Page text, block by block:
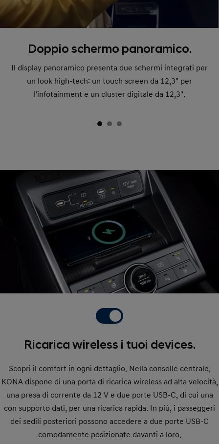
Doppio schermo panoramico.
Il display panoramico presenta due schermi integrati per
un look high-tech: un touch screen da 12,3" per
l'infotainment e un cluster digitale da 12,3".
Ricarica wireless i tuoi devices.
Scopri il comfort in ogni dettaglio. Nella consolle centrale,
KONA dispone di una porta di ricarica wireless ad alta velocità,
una presa di corrente da 12 V e due porte USB-C, di cui una
con supporto dati, per una ricarica rapida. In più, i passeggeri
dei sedili posteriori possono accedere a due porte USB-C
comodamente posizionate davanti a loro.